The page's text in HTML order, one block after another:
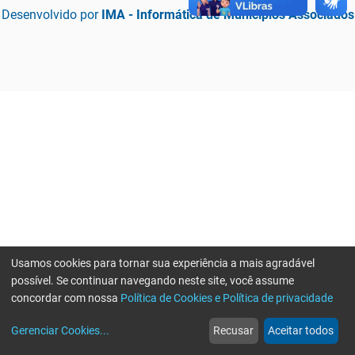
Desenvolvido por IMA - Informática de Municípios Associados
web
Notícias
more_horiz
Mais
Usamos cookies para tornar sua experiência a mais agradável
possível. Se continuar navegando neste site, você assume
concordar com nossa Política de Cookies e Política de privacidade
Gerenciar Cookies... Recusar Aceitar todos
Erro ao enviar informações, por favor tente novamente